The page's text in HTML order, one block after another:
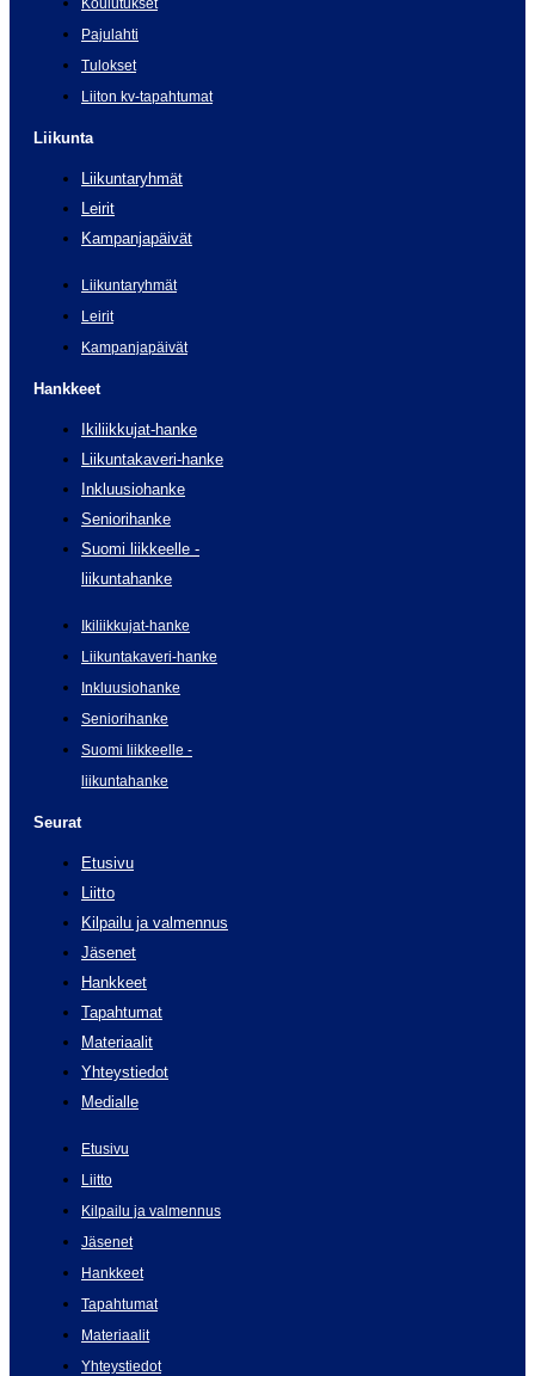
Pajulahti
Tulokset
Liiton kv-tapahtumat
Liikunta
Liikuntaryhmät
Leirit
Kampanjapäivät
Liikuntaryhmät
Leirit
Kampanjapäivät
Hankkeet
Ikiliikkujat-hanke
Liikuntakaveri-hanke
Inkluusiohanke
Seniorihanke
Suomi liikkeelle -
liikuntahanke
Ikiliikkujat-hanke
Liikuntakaveri-hanke
Inkluusiohanke
Seniorihanke
Suomi liikkeelle -
liikuntahanke
Seurat
Etusivu
Liitto
Kilpailu ja valmennus
Jäsenet
Hankkeet
Tapahtumat
Materiaalit
Yhteystiedot
Medialle
Etusivu
Liitto
Kilpailu ja valmennus
Jäsenet
Hankkeet
Tapahtumat
Materiaalit
Yhteystiedot